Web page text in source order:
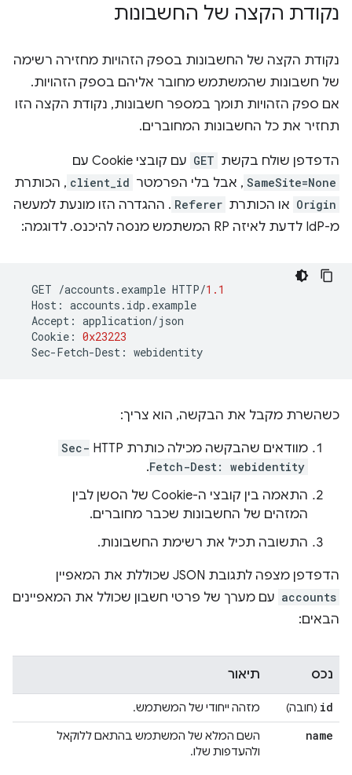
נקודת הקצה של החשבונות
נקודת הקצה של החשבונות בספק הזהויות מחזירה רשימה
של חשבונות שהמשתמש מחובר אליהם בספק הזהויות.
אם ספק הזהויות תומך במספר חשבונות, נקודת הקצה הזו
תחזיר את כל החשבונות המחוברים.
הדפדפן שולח בקשת GET עם קובצי Cookie עם
SameSite=None , אבל בלי הפרמטר client_id , הכותרת
Origin או הכותרת Referer . ההגדרה הזו מונעת למעשה
מ-IdP לדעת לאיזה RP המשתמש מנסה להיכנס. לדוגמה:
GET /accounts . example HTTP/1.1
Host : accounts . idp . example
Accept : application/json
Cookie : 0x23223
Sec-Fetch-Dest : webidentity
כשהשרת מקבל את הבקשה, הוא צריך:
מוודאים שהבקשה מכילה כותרת HTTP‏
Sec-
Fetch-Dest: webidentity
.
התאמה בין קובצי ה-Cookie של הסשן לבין
המזהים של החשבונות שכבר מחוברים.
התשובה תכיל את רשימת החשבונות.
הדפדפן מצפה לתגובת JSON שכוללת את המאפיין
accounts עם מערך של פרטי חשבון שכולל את המאפיינים
הבאים:
נכס תיאור
id (חובה) מזהה ייחודי של המשתמש.
name
השם המלא של המשתמש בהתאם ללוקאל
ולהעדפות שלו.